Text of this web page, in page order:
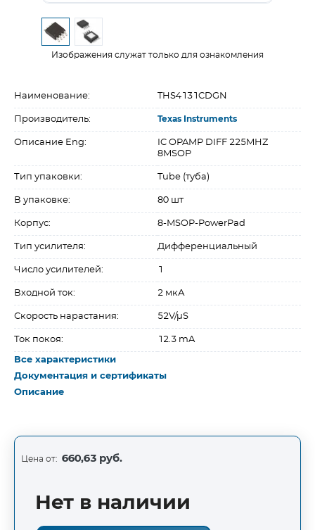
Изображения служат только для ознакомления
Наименование: THS4131CDGN
Производитель: Texas Instruments
Описание Eng:
IC OPAMP DIFF 225MHZ
8MSOP
Тип упаковки: Tube (туба)
В упаковке: 80 шт
Корпус: 8-MSOP-PowerPad
Тип усилителя: Дифференциальный
Число усилителей: 1
Входной ток: 2 мкА
Скорость нарастания: 52V/µS
Ток покоя: 12.3 mA
Все характеристики
Документация и сертификаты
Описание
Цена от: 660,63 руб.
Нет в наличии